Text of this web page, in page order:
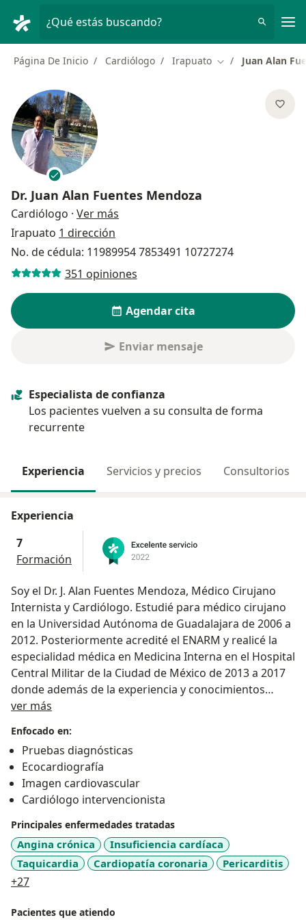
¿Qué estás buscando?
Página De Inicio Cardiólogo Irapuato Cambiar de ciudad
Juan Alan
Dr. Juan Alan Fuentes Mendoza
Cardiólogo · Ver más
Irapuato 1 dirección
No. de cédula: 11989954 7853491 10727274
351 opiniones
Agendar cita
Enviar mensaje
Especialista de confianza
Los pacientes vuelven a su consulta de forma
recurrente
Experiencia Servicios y precios Consultorios
Experiencia
7
Formación
Soy el Dr. J. Alan Fuentes Mendoza, Médico Cirujano
Internista y Cardiólogo. Estudié para médico cirujano
en la Universidad Autónoma de Guadalajara de 2006 a
2012. Posteriormente acredité el ENARM y realicé la
especialidad médica en Medicina Interna en el Hospital
Central Militar de la Ciudad de México de 2013 a 2017
donde además de la experiencia y conocimientos
adquiridos me gradué con Mención Honorífica
Aérea Mexicanos. Posteriormente ingresé al Instituto
Nacional de Cardiología Ignacio Chávez donde me
especialicé en Cardiología de 2017 a 2020.
.
Además realicé dos cursos de posgrado en
Ecocardiografia Básica y Avanzada en el Hospital
Marqués de Valdecilla de la Universidad de Cantabria
en Santander, España y en el Centro Cardiovascular
Vincenzo Gallucci de la Universitá Degli Studi di
Padova en Padua, Italia. Así como posteriormente
ver más
Enfocado en:
Pruebas diagnósticas
Ecocardiografía
Imagen cardiovascular
Cardiólogo intervencionista
Principales enfermedades tratadas
Angina crónica
Insuficiencia cardíaca
Taquicardia
Cardiopatía coronaria Pericarditis
+27a11y_sr_more_diseases
Pacientes que atiendo